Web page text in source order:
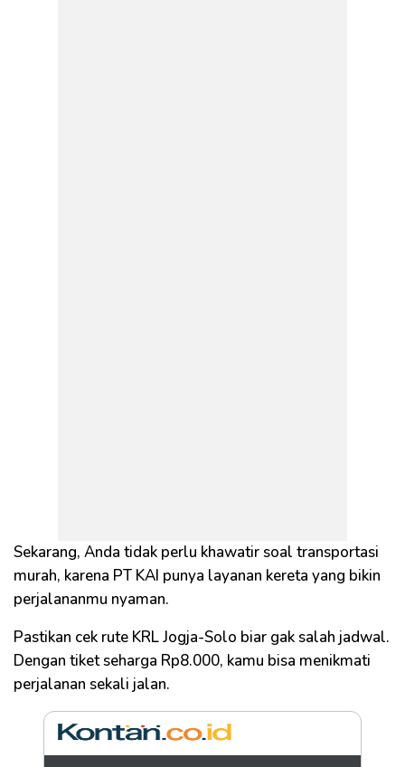
Sekarang, Anda tidak perlu khawatir soal transportasi
murah, karena PT KAI punya layanan kereta yang bikin
perjalananmu nyaman.
Pastikan cek rute KRL Jogja-Solo biar gak salah jadwal.
Dengan tiket seharga Rp8.000, kamu bisa menikmati
perjalanan sekali jalan.